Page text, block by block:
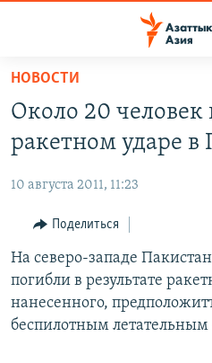
Вернуться
основному
содержанию
Вернутся
навигации
Вернутся
поиску
УЗБЕКИСТАН
ТАДЖИКИСТАН
ВОЙНА В УКРАИНЕ
НА ДРУГИХ ЯЗЫКАХ
ҚАЗАҚША
КЫРГЫЗЧА
ТОҶИКӢ
Все сайты РСЕ/РС
НОВОСТИ
Около 20
ракетном ударе в
10 августа 2011, 11:23
Поделиться
На северо-западе
погибли в результате
нанесенного,
беспилотным летательным